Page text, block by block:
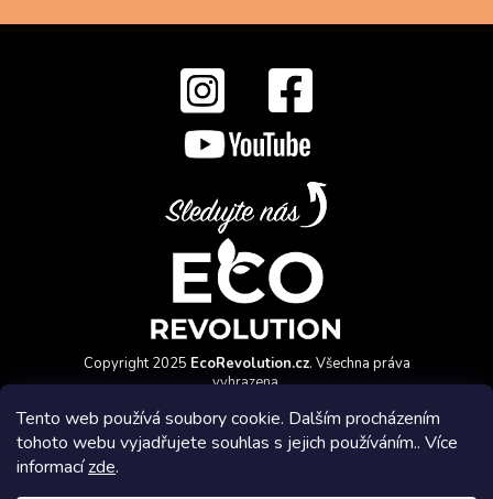
Tento web používá soubory cookie. Dalším procházením
tohoto webu vyjadřujete souhlas s jejich používáním.. Více
informacízde.
Copyright 2025 EcoRevolution.cz. Všechna práva
vyhrazena.